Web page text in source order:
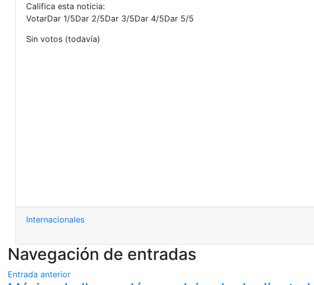
Califica esta noticia:
VotarDar 1/5Dar 2/5Dar 3/5Dar 4/5Dar 5/5
Sin votos (todavía)
Internacionales
Navegación de entradas
Entrada anterior